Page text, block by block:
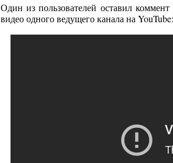
Один из пользователей оставил
видео одного ведущего канала на YouTube: